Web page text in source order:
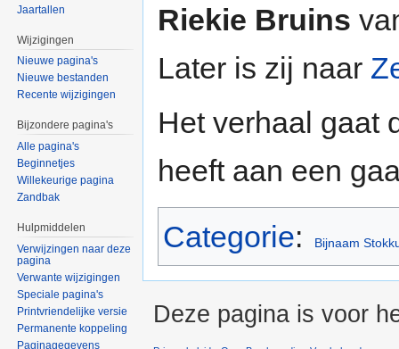
Riekie Bruins
Later is zij naar
Het verhaal gaat
heeft aan een
Categorie: Bijnaam
Jaartallen
Wijzigingen
Nieuwe pagina's
Nieuwe bestanden
Recente wijzigingen
Bijzondere pagina's
Alle pagina's
Beginnetjes
Willekeurige pagina
Zandbak
Hulpmiddelen
Verwijzingen naar deze
pagina
Verwante wijzigingen
Speciale pagina's
Printvriendelijke versie
Permanente koppeling
Paginagegevens
Deze pagina is voor